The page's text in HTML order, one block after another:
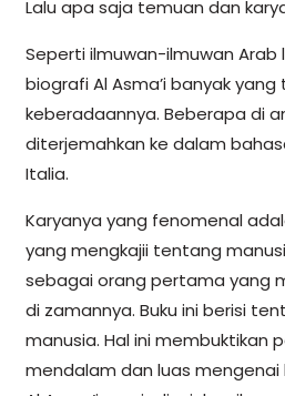
Lalu apa saja temuan dan
Seperti ilmuwan-ilmuwan Arab
biografi Al Asma’i banyak
keberadaannya. Beberapa di
diterjemahkan ke dalam
Italia.
Karyanya yang fenomenal
yang mengkajii tentang
sebagai orang pertama yang
di zamannya. Buku ini berisi
manusia. Hal ini membuktikan
mendalam dan luas